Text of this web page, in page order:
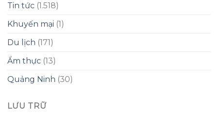
Tin tức (1.518)
Khuyến mại (1)
Du lịch (171)
Ẩm thực (13)
Quảng Ninh (30)
LƯU TRỮ